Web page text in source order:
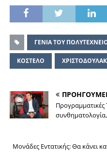
ΓΕΝΙΑ ΤΟΥ
ΚΟΣΤΕΛΟ
Προγραμματικές
συνθηματολογία,
Μονάδες Εντατικής: Θα κάνει